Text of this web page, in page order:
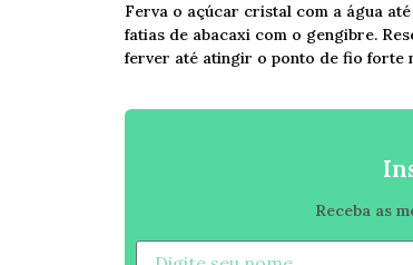
Ferva o açúcar cristal com a água
fatias de abacaxi com o gengibre.
ferver até atingir o ponto de fio forte
Receba as